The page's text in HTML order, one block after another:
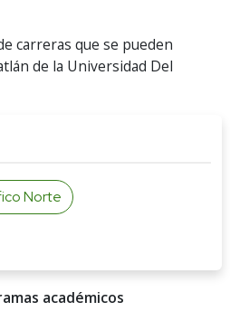
carreras que se pueden
de la Universidad Del
Norte
académicos